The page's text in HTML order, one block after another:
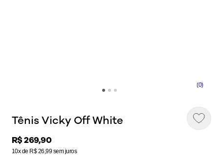
(0)
Tênis Vicky Off White
Price:
R$ 269,90
10x de R$ 26,99 sem juros